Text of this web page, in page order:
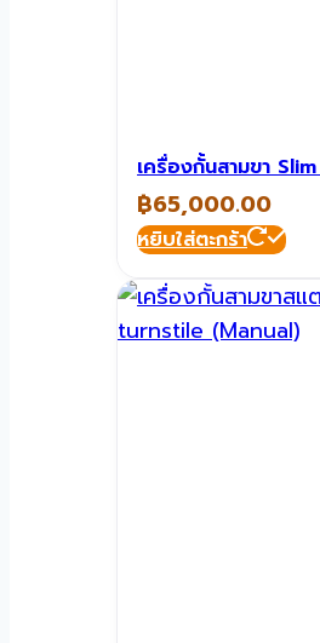
เครื่องกั้นสามขา
฿65,000.00
หยิบใส่ตะกร้า